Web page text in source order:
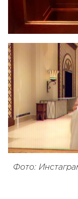
Фото: